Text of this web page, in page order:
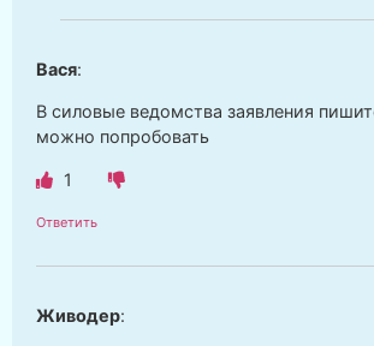
Вася:
В силовые ведомства заявления
можно попробовать
1
Ответить
Живодер: